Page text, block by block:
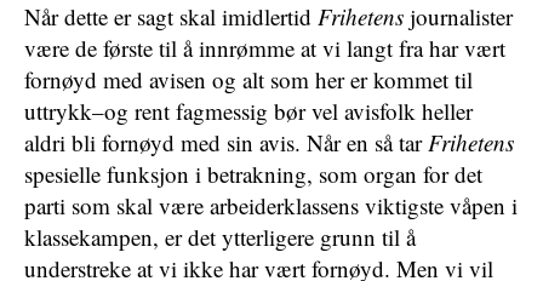
Når dette er sagt skal imidlertid Frihetens journalister
være de første til å innrømme at vi langt fra har vært
fornøyd med avisen og alt som her er kommet til
uttrykk–og rent fagmessig bør vel avisfolk heller
aldri bli fornøyd med sin avis. Når en så tarFrihetens
spesielle funksjon i betrakning, som organ for det
parti som skal være arbeiderklassens viktigste våpen i
klassekampen, er det ytterligere grunn til å
understreke at vi ikke har vært fornøyd. Men vi vil